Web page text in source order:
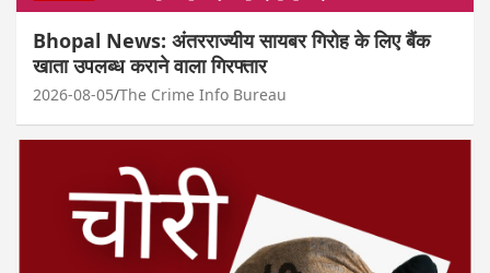
Bhopal News: अंतरराज्यीय सायबर गिरोह के लिए बैंक
खाता उपलब्ध कराने वाला गिरफ्तार
2026-08-05 The Crime Info Bureau